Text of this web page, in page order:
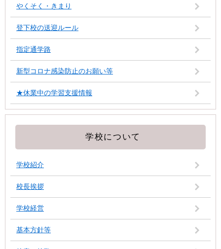
やくそく・きまり
登下校の送迎ルール
指定通学路
新型コロナ感染防止のお願い等
★休業中の学習支援情報
学校について
学校紹介
校長挨拶
学校経営
基本方針等